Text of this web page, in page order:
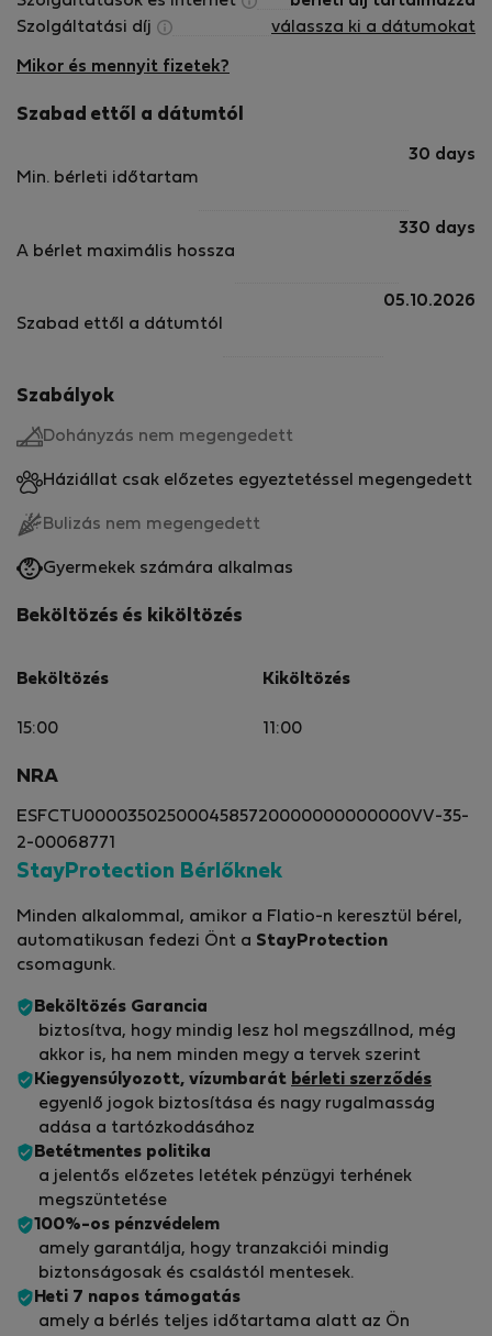
Szolgáltatási díj
válassza ki a dátumokat
Mikor és mennyit fizetek?
Szabad ettől a dátumtól
Min. bérleti időtartam
30 days
A bérlet maximális hossza
330 days
Szabad ettől a dátumtól
05.10.2026
Szabályok
Dohányzás nem megengedett
Háziállat csak előzetes egyeztetéssel megengedett
Bulizás nem megengedett
Gyermekek számára alkalmas
Beköltözés és kiköltözés
Beköltözés
15:00
Kiköltözés
11:00
NRA
ESFCTU0000350250004585720000000000000VV-35-
2-00068771
StayProtection Bérlőknek
Minden alkalommal, amikor a Flatio-n keresztül bérel,
automatikusan fedezi Önt a StayProtection
csomagunk.
Beköltözés Garancia
biztosítva, hogy mindig lesz hol megszállnod, még
akkor is, ha nem minden megy a tervek szerint
Kiegyensúlyozott, vízumbarát bérleti szerződés
egyenlő jogok biztosítása és nagy rugalmasság
adása a tartózkodásához
Betétmentes politika
a jelentős előzetes letétek pénzügyi terhének
megszüntetése
100%-os pénzvédelem
amely garantálja, hogy tranzakciói mindig
biztonságosak és csalástól mentesek.
Heti 7 napos támogatás
amely a bérlés teljes időtartama alatt az Ön